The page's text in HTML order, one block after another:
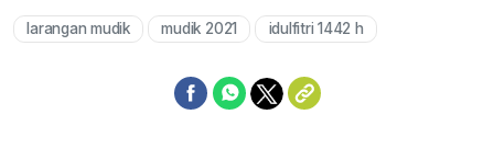
larangan mudik mudik 2021 idulfitri 1442 h